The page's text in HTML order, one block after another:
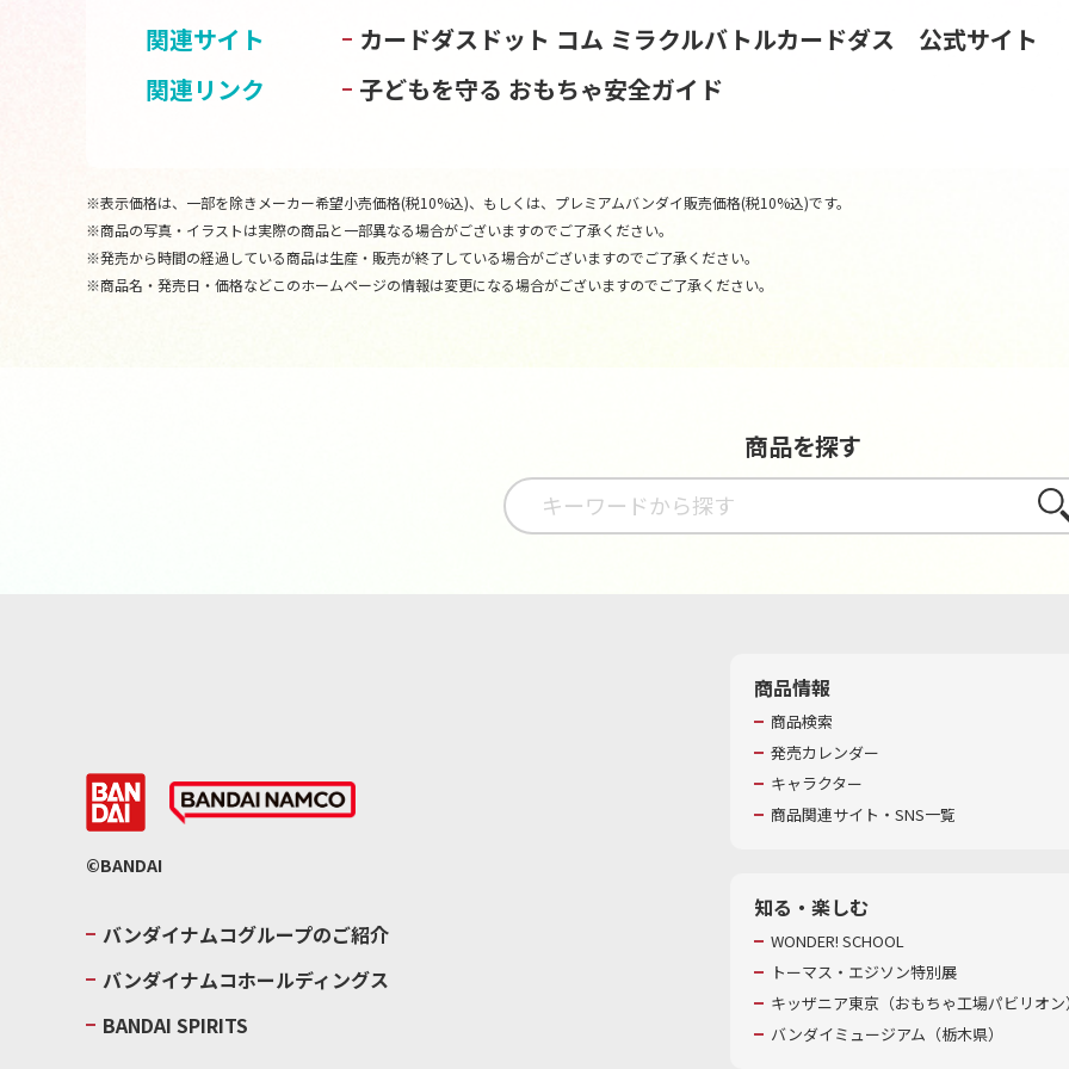
関連サイト カードダスドット コム ミラクルバトルカードダス 公式サイト
関連リンク
子どもを守る おもちゃ安全ガイド
※表示価格は、一部を除きメーカー希望小売価格(税10%込)、もしくは、プレミアムバンダイ販売価格(税10%込)です。
※商品の写真・イラストは実際の商品と一部異なる場合がございますのでご了承ください。
※発売から時間の経過している商品は生産・販売が終了している場合がございますのでご了承ください。
※商品名・発売日・価格などこのホームページの情報は変更になる場合がございますのでご了承ください。
商品を探す
さが
©BANDAI
バンダイナムコグループのご紹介
バンダイナムコホールディングス
BANDAI SPIRITS
商品情報
商品検索
発売カレンダー
キャラクター
商品関連サイト・SNS一覧
知る・楽しむ
WONDER! SCHOOL
トーマス・エジソン特別展
キッザニア東京（おもちゃ工場パビリオ
バンダイミュージアム（栃木県）